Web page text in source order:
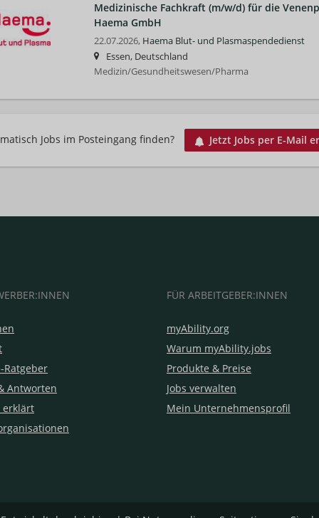
Medizinische Fachkraft (m/w/d) für die
Haema GmbH
22.07.2026, Haema Blut- und Plasmaspendedienst
Essen, Deutschland
Medizin/Gesundheitswesen/Pharma
Jobs im Posteingang finden? Jetzt Jobs per E-Mail
Ratgeber
Antworten
erklärt
FÜR ARBEITGEBER:INNEN
myAbility.org
Warum myAbility.jobs
Produkte & Preise
Jobs verwalten
Mein Unternehmensprofil